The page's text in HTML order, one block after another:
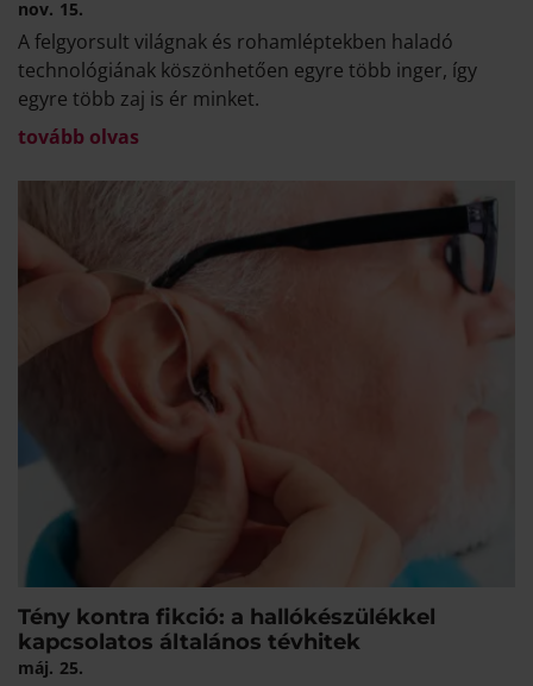
nov. 15.
A felgyorsult világnak és rohamléptekben haladó
technológiának köszönhetően egyre több inger, így
egyre több zaj is ér minket.
tovább olvas
Tény kontra fikció: a hallókészülékkel
kapcsolatos általános tévhitek
máj. 25.